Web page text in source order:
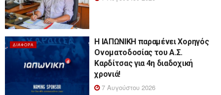
ΔΙΆΦΟΡΑ
Η ΙΑΠΩΝΙΚΗ παραμένει Χορηγός
Ονοματοδοσίας του Α.Σ.
Καρδίτσας για 4η διαδοχική
χρονιά!
7 Αυγούστου 2026